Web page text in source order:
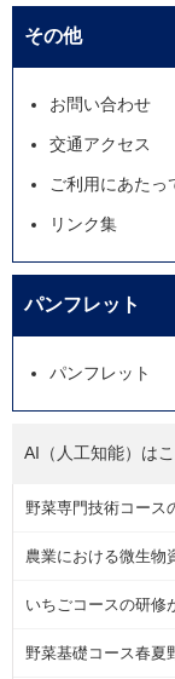
その他
お問い合わせ
交通アクセス
ご利用にあたっ
リンク集
パンフレット
パンフレット
AI（人工知能）は
野菜専門技術コース
農業における微生物
いちごコースの研修
野菜基礎コース春夏